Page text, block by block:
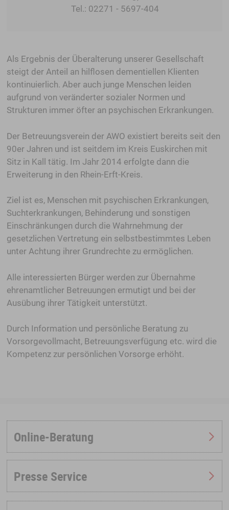
Tel.: 02271 - 5697-404
Als Ergebnis der Überalterung unserer Gesellschaft
steigt der Anteil an hilflosen dementiellen Klienten
kontinuierlich. Aber auch junge Menschen leiden
aufgrund von veränderter sozialer Normen und
Strukturen immer öfter an psychischen Erkrankungen.
Der Betreuungsverein der AWO existiert bereits seit den
90er Jahren und ist seitdem im Kreis Euskirchen mit
Sitz in Kall tätig. Im Jahr 2014 erfolgte dann die
Erweiterung in den Rhein-Erft-Kreis.
Ziel ist es, Menschen mit psychischen Erkrankungen,
Suchterkrankungen, Behinderung und sonstigen
Einschränkungen durch die Wahrnehmung der
gesetzlichen Vertretung ein selbstbestimmtes Leben
unter Achtung ihrer Grundrechte zu ermöglichen.
Alle interessierten Bürger werden zur Übernahme
ehrenamtlicher Betreuungen ermutigt und bei der
Ausübung ihrer Tätigkeit unterstützt.
Durch Information und persönliche Beratung zu
Vorsorgevollmacht, Betreuungsverfügung etc. wird die
Kompetenz zur persönlichen Vorsorge erhöht.
Online-Beratung
Presse Service